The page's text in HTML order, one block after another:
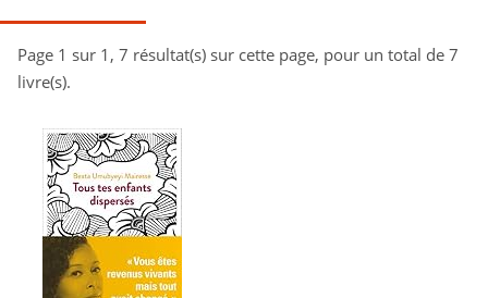
Page 1 sur 1, 7 résultat(s) sur cette page, pour un total de 7
livre(s).